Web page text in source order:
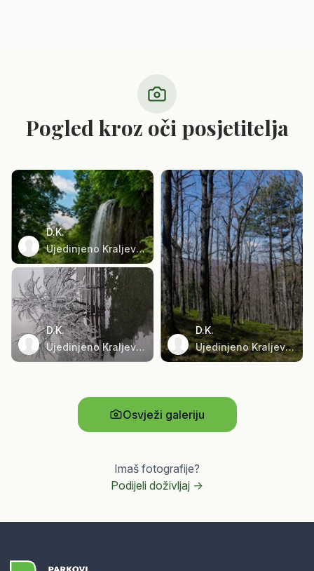
Pogled kroz oči posjetitelja
D.K.
Ujedinjeno Kraljevstvo
D.K.
Ujedinjeno Kraljevstvo
D.K.
Ujedinjeno Kraljevstvo
Osvježi galeriju
Imaš fotografije?
Podijeli doživljaj ->